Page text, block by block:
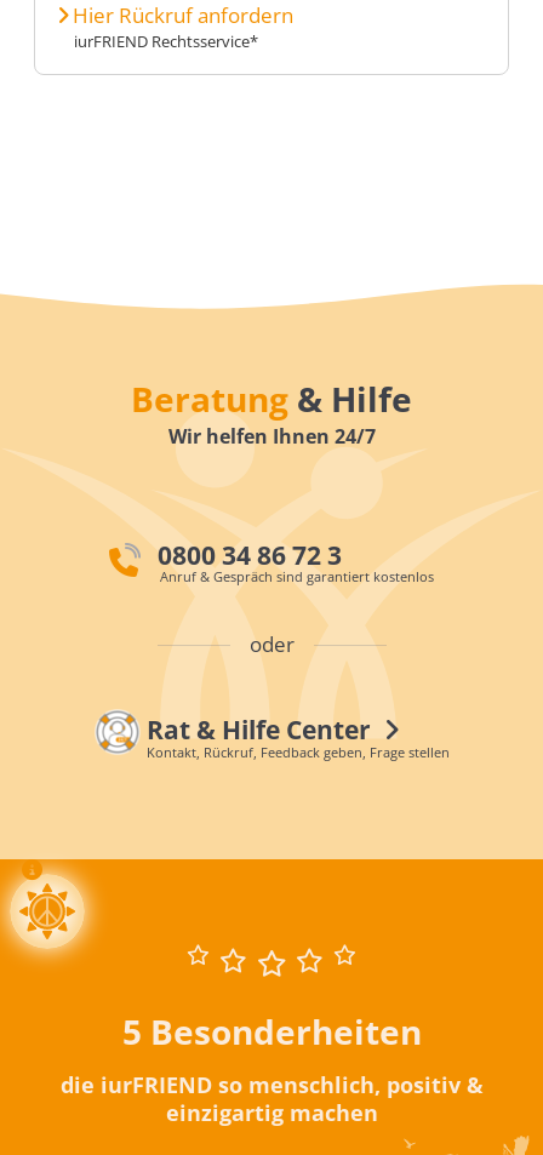
Hier Rückruf anfordern
iurFRIEND Rechtsservice*
Beratung & Hilfe
Wir helfen Ihnen 24/7
0800 34 86 72 3
Anruf & Gespräch sind garantiert kostenlos
oder
Rat & Hilfe Center
Kontakt, Rückruf, Feedback geben, Frage stellen
5 Besonderheiten
die iurFRIEND so menschlich, positiv &
einzigartig machen